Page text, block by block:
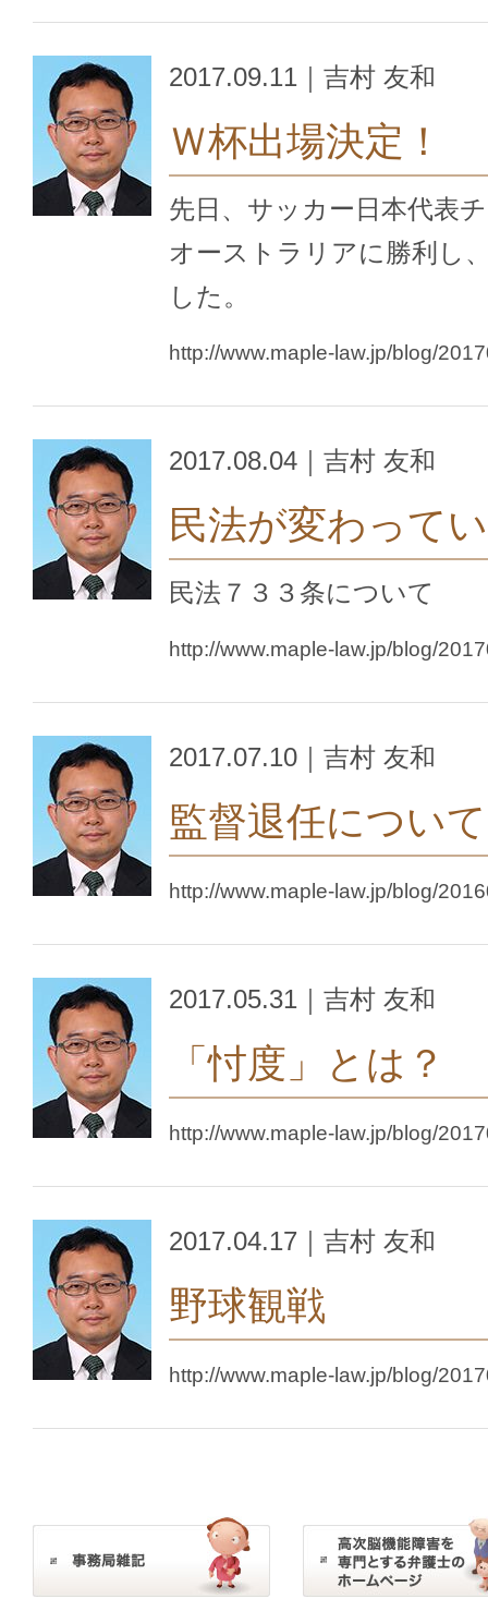
2017.09.11｜吉村 友和
Ｗ杯出場決定！
先日、サッカー日本代表
オーストラリアに勝利し
した。
http://www.maple-law.jp/blog/
2017.08.04｜吉村 友和
民法が変わって
民法７３３条について
http://www.maple-law.jp/blog/
2017.07.10｜吉村 友和
監督退任について
http://www.maple-law.jp/blog/
2017.05.31｜吉村 友和
「忖度」とは？
http://www.maple-law.jp/blog/
2017.04.17｜吉村 友和
野球観戦
http://www.maple-law.jp/blog/